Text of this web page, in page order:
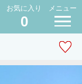
お気に入り
0
メニュー